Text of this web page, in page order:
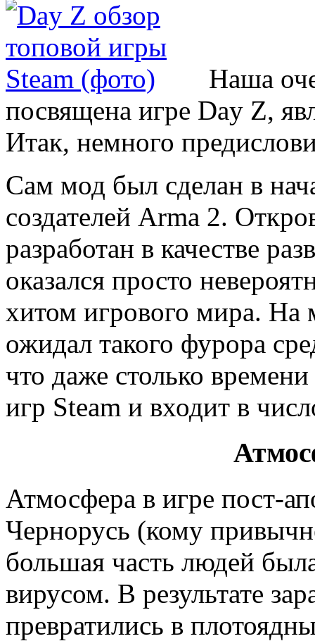
Наша
посвящена игре Day Z,
Итак, немного
Сам мод был сделан в
создателей Arma 2.
разработан в качестве
оказался просто
хитом игрового мира. На
ожидал такого фурора
что даже столько
игр Steam и входит в
Атмосфера в игре пост-
Чернорусь (кому
большая часть людей
вирусом. В результате
превратились в